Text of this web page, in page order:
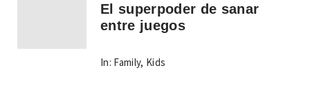
El superpoder de sanar
entre juegos
In: Family, Kids